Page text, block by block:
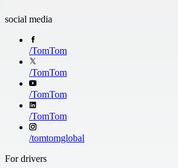
social media
/TomTom
/TomTom
/TomTom
/TomTom
/tomtomglobal
For drivers